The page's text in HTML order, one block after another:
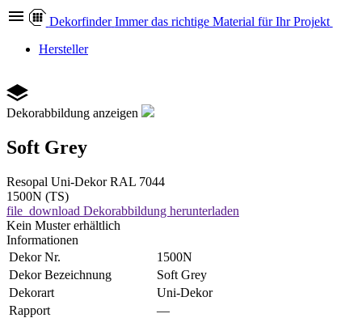
Dekorfinder Immer das richtige Material für Ihr Projekt
Hersteller
Dekorabbildung anzeigen
Soft Grey
Resopal Uni-Dekor RAL 7044
1500N (TS)
file_download Dekorabbildung herunterladen
Kein Muster erhältlich
Informationen
Dekor Nr.
1500N
Dekor Bezeichnung
Soft Grey
Dekorart
Uni-Dekor
Rapport
—